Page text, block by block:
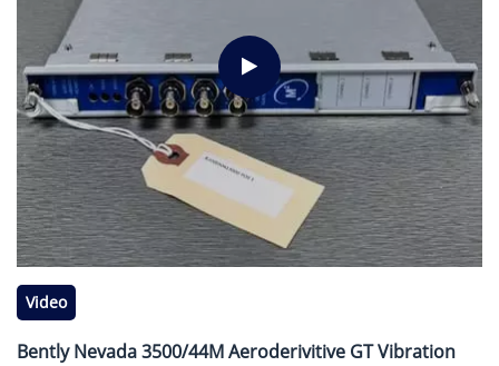
Video
Bently Nevada 3500/44M Aeroderivitive GT Vibration